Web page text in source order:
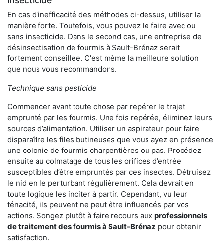
En cas d’inefficacité des méthodes ci-dessus, utiliser la
manière forte. Toutefois, vous pouvez le faire avec ou
sans insecticide. Dans le second cas, une entreprise de
désinsectisation de fourmis à Sault-Brénaz serait
fortement conseillée. C'est même la meilleure solution
que nous vous recommandons.
Technique sans pesticide
Commencer avant toute chose par repérer le trajet
emprunté par les fourmis. Une fois repérée, éliminez leurs
sources d’alimentation. Utiliser un aspirateur pour faire
disparaître les files butineuses que vous ayez en présence
une colonie de fourmis charpentières ou pas. Procédez
ensuite au colmatage de tous les orifices d’entrée
susceptibles d’être empruntés par ces insectes. Détruisez
le nid en le perturbant régulièrement. Cela devrait en
toute logique les inciter à partir. Cependant, vu leur
ténacité, ils peuvent ne peut être influencés par vos
actions. Songez plutôt à faire recours aux professionnels
de traitement des fourmis à Sault-Brénaz pour obtenir
satisfaction.